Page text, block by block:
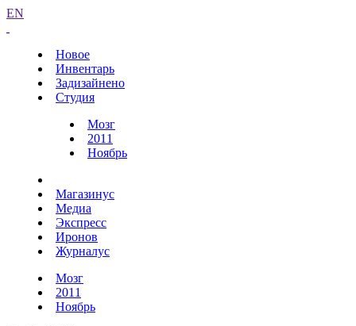
EN
Новое
Инвентарь
Задизайнено
Студия
Мозг
2011
Ноябрь
Магазинус
Медиа
Экспресс
Иронов
Журналус
Мозг
2011
Ноябрь